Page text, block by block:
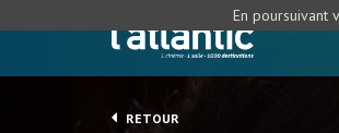
RETOUR
En poursuivant